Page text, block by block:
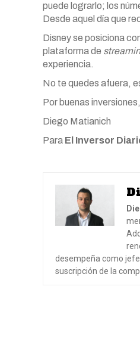
puede lograrlo; los
Desde aquel día que
Disney se posiciona
plataforma de
experiencia.
No te quedes afuera,
Por buenas inversiones,
Diego Matianich
Para El Inversor
desempeña como
suscripción de la